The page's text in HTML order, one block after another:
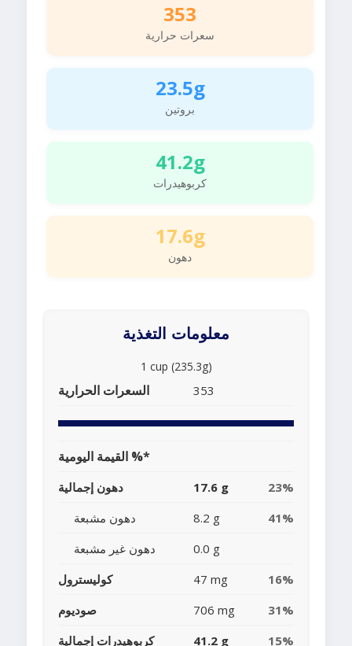
353
سعرات حرارية
23.5g
بروتين
41.2g
كربوهيدرات
17.6g
دهون
معلومات التغذية
1 cup (235.3g)
السعرات الحرارية 353
القيمة اليومية %*
دهون إجمالية 17.6 g
23%
دهون مشبعة
8.2 g
41%
دهون غير مشبعة
0.0 g
كوليسترول
47 mg
16%
صوديوم
706 mg
31%
كربوهيدرات إجمالية
41.2 g 15%